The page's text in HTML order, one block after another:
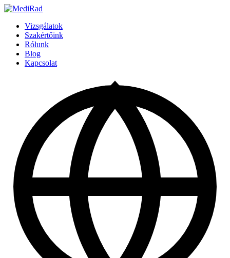
Tartalomra
Vizsgálatok
Szakértőink
Rólunk
Blog
Kapcsolat